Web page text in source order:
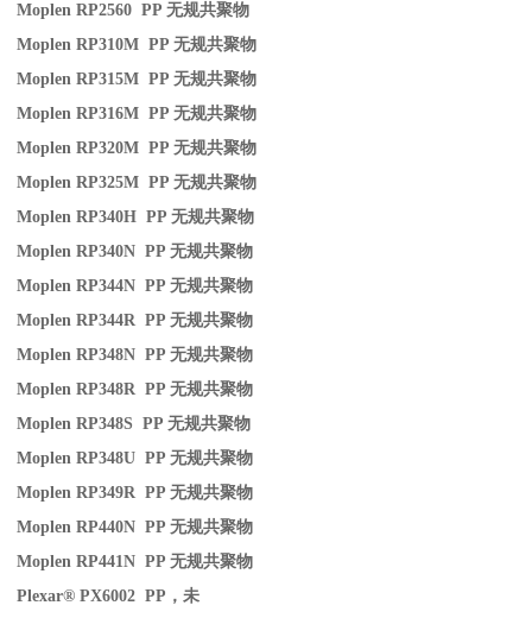
Moplen RP2560 PP无规共聚物
Moplen RP310M PP无规共聚物
Moplen RP315M PP无规共聚物
Moplen RP316M PP无规共聚物
Moplen RP320M PP无规共聚物
Moplen RP325M PP无规共聚物
Moplen RP340H PP无规共聚物
Moplen RP340N PP无规共聚物
Moplen RP344N PP无规共聚物
Moplen RP344R PP无规共聚物
Moplen RP348N PP无规共聚物
Moplen RP348R PP无规共聚物
Moplen RP348S PP无规共聚物
Moplen RP348U PP无规共聚物
Moplen RP349R PP无规共聚物
Moplen RP440N PP无规共聚物
Moplen RP441N PP无规共聚物
Plexar® PX6002 PP ，未